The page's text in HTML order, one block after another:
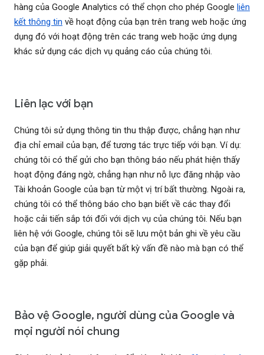
hàng của Google Analytics có thể chọn cho phép Google liên
kết thông tin về hoạt động của bạn trên trang web hoặc ứng
dụng đó với hoạt động trên các trang web hoặc ứng dụng
khác sử dụng các dịch vụ quảng cáo của chúng tôi.
Liên lạc với bạn
Chúng tôi sử dụng thông tin thu thập được, chẳng hạn như
địa chỉ email của bạn, để tương tác trực tiếp với bạn. Ví dụ:
chúng tôi có thể gửi cho bạn thông báo nếu phát hiện thấy
hoạt động đáng ngờ, chẳng hạn như nỗ lực đăng nhập vào
Tài khoản Google của bạn từ một vị trí bất thường. Ngoài ra,
chúng tôi có thể thông báo cho bạn biết về các thay đổi
hoặc cải tiến sắp tới đối với dịch vụ của chúng tôi. Nếu bạn
liên hệ với Google, chúng tôi sẽ lưu một bản ghi về yêu cầu
của bạn để giúp giải quyết bất kỳ vấn đề nào mà bạn có thể
gặp phải.
Bảo vệ Google, người dùng của Google và
mọi người nói chung